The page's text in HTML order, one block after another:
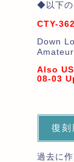
◆以下の
CTY-
Down
Also
08-03
復
過去に